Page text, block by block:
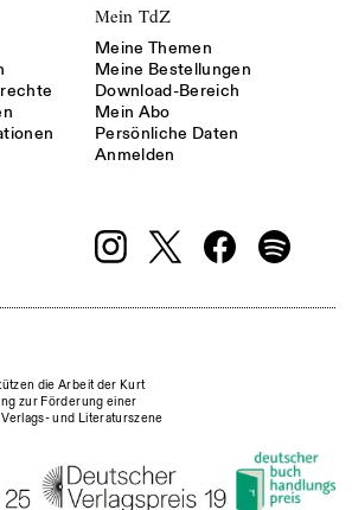
Mein TdZ
Meine Themen
Meine Bestellungen
Download-Bereich
Mein Abo
Persönliche Daten
Anmelden
die Arbeit der Kurt
zur Förderung einer
und Literaturszene